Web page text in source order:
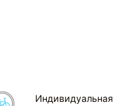
Индивидуальная